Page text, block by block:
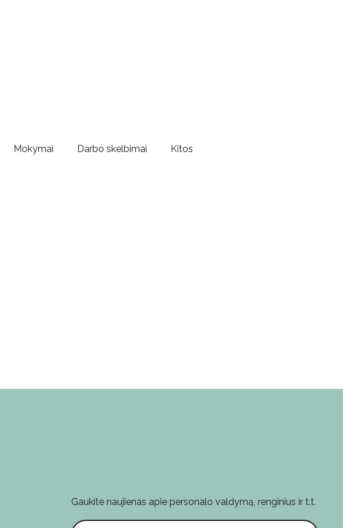
Mokymai Darbo skelbimai Kitos
Gaukite naujienas apie personalo valdymą, renginius ir t.t.
El. pašto adresas